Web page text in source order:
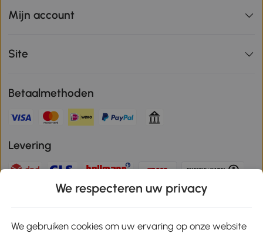
Mijn account
Site
Betaalmethoden
Levering
We respecteren uw privacy
We gebruiken cookies om uw ervaring op onze website